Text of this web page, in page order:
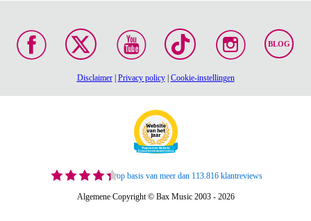
BLOG
Disclaimer| Privacy policy| Cookie-instellingen
op basis van meer dan 113.816 klantreviews
Algemene Copyright © Bax Music 2003 - 2026